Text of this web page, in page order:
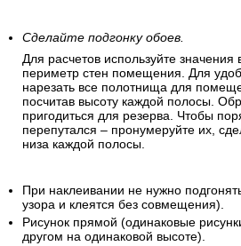
Сделайте подгонку обоев.
Для расчетов используйте значения
периметр стен помещения. Для
нарезать все полотнища для
посчитав высоту каждой полосы.
пригодиться для резерва. Чтобы
перепутался – пронумеруйте их,
низа каждой полосы.
При наклеивании не нужно
узора и клеятся без совмещения).
Рисунок прямой (одинаковые
другом на одинаковой высоте).